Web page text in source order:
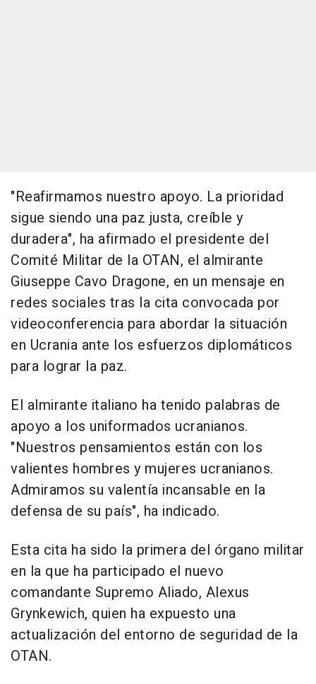
"Reafirmamos nuestro apoyo. La prioridad
sigue siendo una paz justa, creíble y
duradera", ha afirmado el presidente del
Comité Militar de la OTAN, el almirante
Giuseppe Cavo Dragone, en un mensaje en
redes sociales tras la cita convocada por
videoconferencia para abordar la situación
en Ucrania ante los esfuerzos diplomáticos
para lograr la paz.
El almirante italiano ha tenido palabras de
apoyo a los uniformados ucranianos.
"Nuestros pensamientos están con los
valientes hombres y mujeres ucranianos.
Admiramos su valentía incansable en la
defensa de su país", ha indicado.
Esta cita ha sido la primera del órgano militar
en la que ha participado el nuevo
comandante Supremo Aliado, Alexus
Grynkewich, quien ha expuesto una
actualización del entorno de seguridad de la
OTAN.